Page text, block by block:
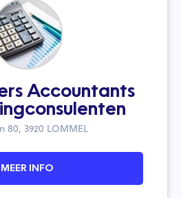
Accountants
80, 3920 LOMMEL
MEER INFO